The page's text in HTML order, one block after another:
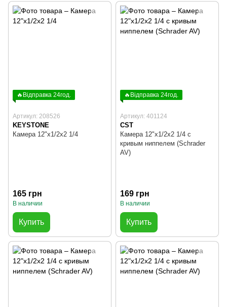
🔥Відправка 24год.
Артикул: 208526
KEYSTONE
Камера 12"х1/2х2 1/4
165 грн
В наличии
Купить
🔥Відправка 24год.
Артикул: 401124
CST
Камера 12"х1/2х2 1/4 с
кривым ниппелем (Schrader
AV)
169 грн
В наличии
Купить